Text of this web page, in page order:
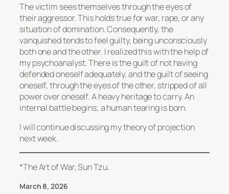
The victim sees themselves through the eyes of
their aggressor. This holds true for war, rape, or any
situation of domination. Consequently, the
vanquished tends to feel guilty, being unconsciously
both one and the other. I realized this with the help of
my psychoanalyst. There is the guilt of not having
defended oneself adequately, and the guilt of seeing
oneself, through the eyes of the other, stripped of all
power over oneself. A heavy heritage to carry. An
internal battle begins; a human tearing is born.
I will continue discussing my theory of projection
next week.
*The Art of War, Sun Tzu.
March 8, 2026